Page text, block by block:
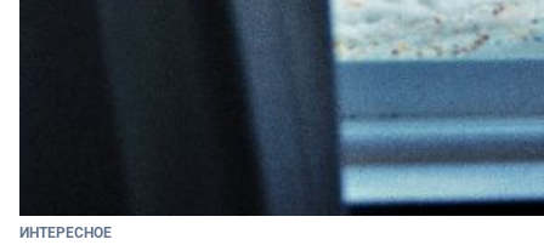
ИНТЕРЕСНОЕ